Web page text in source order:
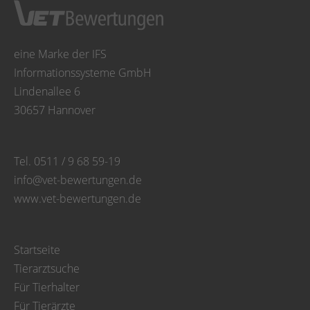
eine Marke der IFS
Informationssysteme GmbH
Lindenallee 6
30657 Hannover
Tel. 0511 / 9 68 59-19
info@vet-bewertungen.de
www.vet-bewertungen.de
Startseite
Tierarztsuche
Für Tierhalter
Für Tierärzte